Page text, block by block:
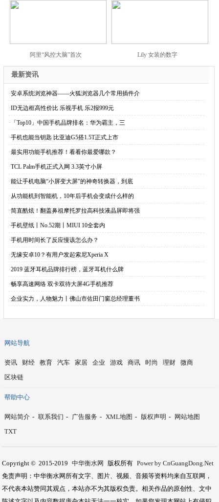
阿里“风控大脑”首次 Lily 女装的数字
最新资讯
·安卓系统浏览神器——火狐浏览器几个常用插件介
·ID无边框高性价比 乐视手机 乐2报999元
· 「Top10」中国手机品牌排名：华为霸主，三
·手机也能当钥匙 比亚迪G5搭1.5T正式上市
·最实用功能手机推荐！看看你最爱哪款？
·TCL Palm手机正式入网 3.3英寸小屏
·能让手机电脑“小屏变大屏”的神奇转换器，到底
·从功能机到智能机，10年后手机会变成什么样的
·简直酷炫！翻盖鼻祖摩托罗拉高科技液晶屏即将强
·手机壁纸丨No.52期丨MIUI 10全套内
·手机用时间长了反应慢该怎么办？
·无缘安卓10？有用户发起索尼Xperia X
·2019 蓝牙耳机品牌排行榜，蓝牙耳机什么牌
·畅享高速网络 双卡双待大屏4G手机推荐
·企业实力，人物魅力丨佛山市佐田门窗总经理董书
网站导航
资讯 财经 教育 汽车 家居 企业 游戏 商讯 时尚 理财
微商
区块链
帮助中心
网站简介 - 联系我们 - 广告服务 - XML地图 - 版权声明 -
网站地图
TXT
Copyright © 2015-2019 中华衡水网 版权所有 Power by CnGuangDong.Net
免责声明：中华衡水网所有文字、图片、视频、音频等资料均来自互联网，
不代表本站赞同其观点，本站亦不为其版权负责。相关作品的原创性、文中